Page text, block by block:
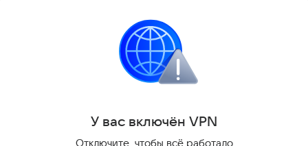
Ранее мы рассказывали, как в России
расчеты свойств горных пород.
У вас включён VPN
Отключите, чтобы всё работало